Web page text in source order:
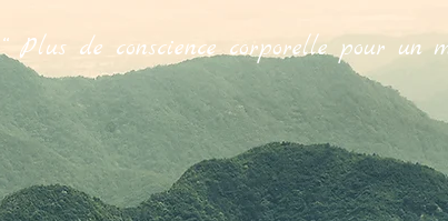
“ Plus de conscience corporelle pour un